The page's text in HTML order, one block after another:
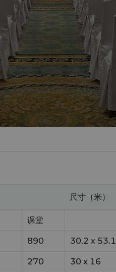
尺寸（米）
课堂
890 30.2 x 53.1
270 30 x 16